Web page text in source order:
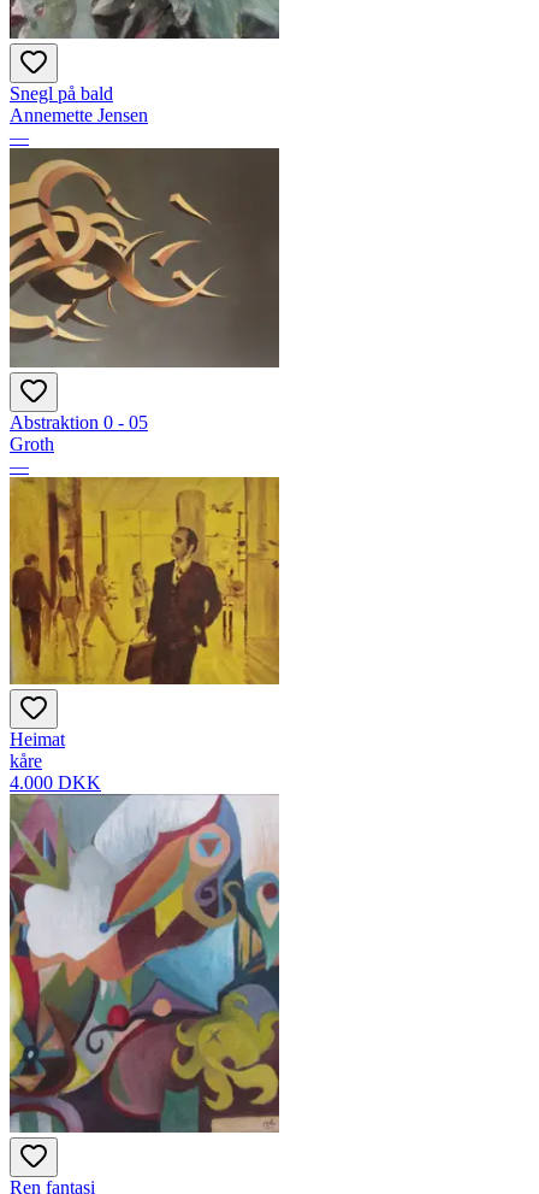
Snegl på bald
Annemette Jensen
—
Abstraktion 0 - 05
Groth
—
Heimat
kåre
4.000 DKK
Ren fantasi